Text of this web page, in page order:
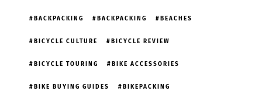
BACKPACKING BACKPACKING BEACHES
BICYCLE CULTURE BICYCLE REVIEW
BICYCLE TOURING BIKE ACCESSORIES
BIKE BUYING GUIDES BIKEPACKING